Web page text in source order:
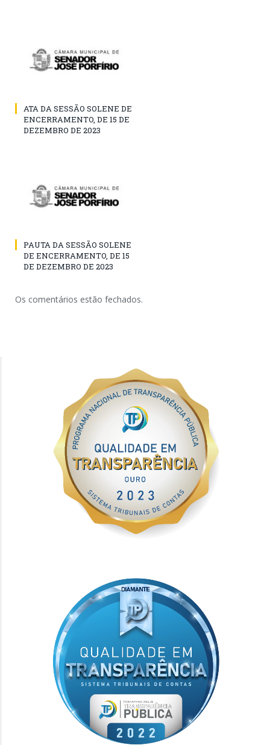
ATA DA SESSÃO SOLENE DE
ENCERRAMENTO, DE 15 DE
DEZEMBRO DE 2023
PAUTA DA SESSÃO SOLENE
DE ENCERRAMENTO, DE 15
DE DEZEMBRO DE 2023
Os comentários estão fechados.